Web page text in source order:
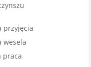
przyjęcia
wesela
praca